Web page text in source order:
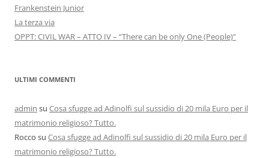
Frankenstein Junior
La terza via
OPPT: CIVIL WAR – ATTO IV – “There can be only One (People)”
ULTIMI COMMENTI
admin su Cosa sfugge ad Adinolfi sul sussidio di 20 mila Euro per il
matrimonio religioso? Tutto.
Rocco su Cosa sfugge ad Adinolfi sul sussidio di 20 mila Euro per il
matrimonio religioso? Tutto.